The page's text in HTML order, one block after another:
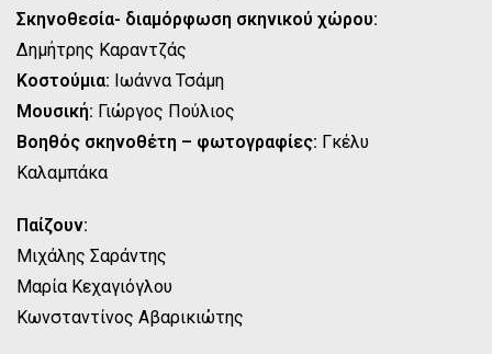
Σκηνοθεσία- διαμόρφωση σκηνικού χώρου:
Δημήτρης Καραντζάς
Κοστούμια: Ιωάννα Τσάμη
Μουσική: Γιώργος Πούλιος
Βοηθός σκηνοθέτη – φωτογραφίες: Γκέλυ
Καλαμπάκα
Παίζουν:
Μιχάλης Σαράντης
Μαρία Κεχαγιόγλου
Κωνσταντίνος Αβαρικιώτης